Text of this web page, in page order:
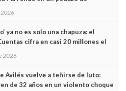
2026
ya no es solo una chapuza: el
cifra en casi 20 millones el
los trenes que no cabían por los
2026
Avilés vuelve a teñirse de luto:
de 32 años en un violento choque